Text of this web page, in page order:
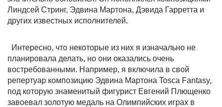
Линдсей Стринг, Эдвина Мартона, Дэвида Гарретта и
других известных исполнителей.
Интересно, что некоторые из них я изначально не
планировала делать, но они оказались очень
востребованными. Например, я включила в свой
репертуар композицию Эдвина Мартона Tosca Fantasy,
под которую знаменитый фигурист Евгений Плющенко
завоевал золотую медаль на Олимпийских играх в